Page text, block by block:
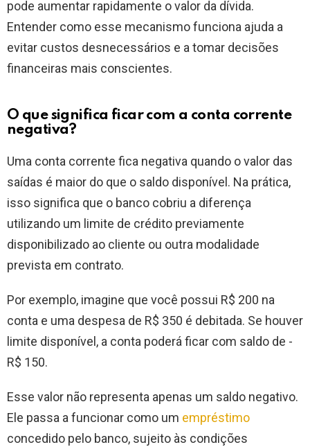
pode aumentar rapidamente o valor da dívida.
Entender como esse mecanismo funciona ajuda a
evitar custos desnecessários e a tomar decisões
financeiras mais conscientes.
O que significa ficar com a conta corrente
negativa?
Uma conta corrente fica negativa quando o valor das
saídas é maior do que o saldo disponível. Na prática,
isso significa que o banco cobriu a diferença
utilizando um limite de crédito previamente
disponibilizado ao cliente ou outra modalidade
prevista em contrato.
Por exemplo, imagine que você possui R$ 200 na
conta e uma despesa de R$ 350 é debitada. Se houver
limite disponível, a conta poderá ficar com saldo de -
R$ 150.
Esse valor não representa apenas um saldo negativo.
Ele passa a funcionar como um empréstimo
concedido pelo banco, sujeito às condições